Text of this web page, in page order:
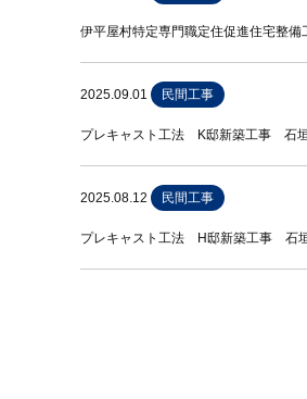
伊平屋村特定専門職定住促進住宅整備
2025.09.01 民間工事
プレキャスト工法 K邸新築工事 石
2025.08.12 民間工事
プレキャスト工法 H邸新築工事 石